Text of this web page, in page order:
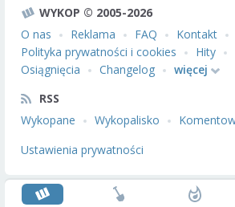
WYKOP © 2005-2026
O nas
Reklama FAQ Kontakt
Polityka prywatności i cookies
Hity
Osiągnięcia
Changelog
więcej
RSS
Wykopane
Wykopalisko
Ustawienia prywatności